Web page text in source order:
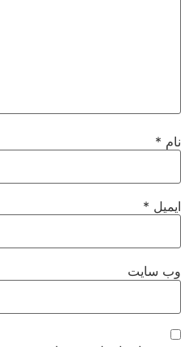
نام*
ایمیل*
وب‌ سایت